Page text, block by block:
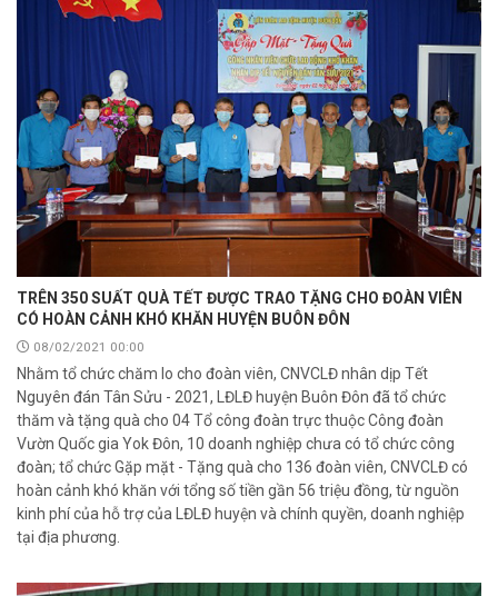
TRÊN 350 SUẤT QUÀ TẾT ĐƯỢC TRAO TẶNG CHO ĐOÀN VIÊN
CÓ HOÀN CẢNH KHÓ KHĂN HUYỆN BUÔN ĐÔN
08/02/2021 00:00
Nhằm tổ chức chăm lo cho đoàn viên, CNVCLĐ nhân dịp Tết
Nguyên đán Tân Sửu - 2021, LĐLĐ huyện Buôn Đôn đã tổ chức
thăm và tặng quà cho 04 Tổ công đoàn trực thuộc Công đoàn
Vườn Quốc gia Yok Đôn, 10 doanh nghiệp chưa có tổ chức công
đoàn; tổ chức Gặp mặt - Tặng quà cho 136 đoàn viên, CNVCLĐ có
hoàn cảnh khó khăn với tổng số tiền gần 56 triệu đồng, từ nguồn
kinh phí của hỗ trợ của LĐLĐ huyện và chính quyền, doanh nghiệp
tại địa phương.